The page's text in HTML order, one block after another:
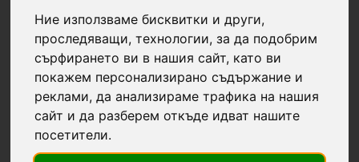
Ние използваме бисквитки и други,
проследяващи, технологии, за да подобрим
сърфирането ви в нашия сайт, като ви
покажем персонализирано съдържание и
реклами, да анализираме трафика на нашия
сайт и да разберем откъде идват нашите
посетители.